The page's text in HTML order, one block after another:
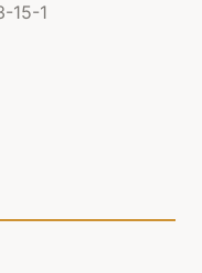
15-1